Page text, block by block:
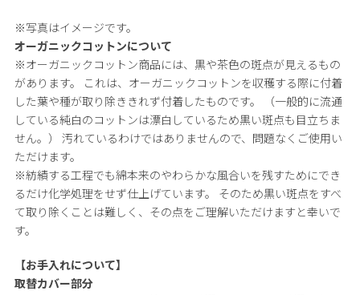
※写真はイメージです。
オーガニックコットンについて
※オーガニックコットン商品には、黒や茶色の斑点が見えるもの
があります。 これは、オーガニックコットンを収穫する際に付着
した葉や種が取り除ききれず付着したものです。 （一般的に流通
している純白のコットンは漂白しているため黒い斑点も目立ちま
せん。） 汚れているわけではありませんので、問題なくご使用い
ただけます。
※紡績する工程でも綿本来のやわらかな風合いを残すためにでき
るだけ化学処理をせず仕上げています。 そのため黒い斑点をすべ
て取り除くことは難しく、その点をご理解いただけますと幸いで
す。
【お手入れについて】
取替カバー部分